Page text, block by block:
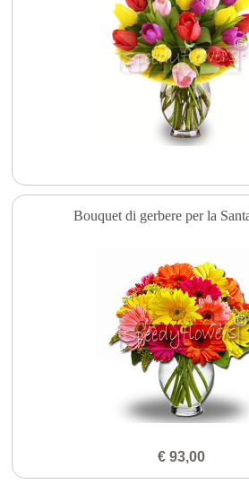
Bouquet di gerbere per la
€ 93,00